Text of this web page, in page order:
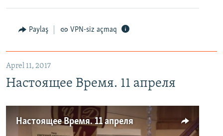
Paylaş VPN-siz açmaq
Aprel 11, 2017
Настоящее Время. 11 апреля
Настоящее Время. 11 апреля